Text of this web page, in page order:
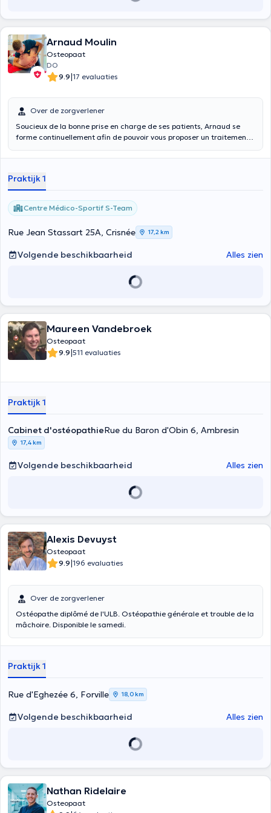
Arnaud Moulin
Osteopaat
DO
9.9|17 evaluaties
Over de zorgverlener
Soucieux de la bonne prise en charge de ses patients, Arnaud se
forme continuellement afin de pouvoir vous proposer un traitement
bienveillance et vous encouragera a être acteur de votre
Praktijk 1
Centre Médico-Sportif S-Team
Rue Jean Stassart 25A, Crisnée 17,2 km
Volgende beschikbaarheid Alles zien
Maureen Vandebroek
Osteopaat
9.9|511 evaluaties
Praktijk 1
Cabinet d'ostéopathieRue du Baron d'Obin 6, Ambresin
17,4 km
Volgende beschikbaarheid Alles zien
Alexis Devuyst
Osteopaat
9.9|196 evaluaties
Over de zorgverlener
Ostéopathe diplômé de l'ULB. Ostéopathie générale et trouble de la
mâchoire. Disponible le samedi.
Praktijk 1
Rue d'Eghezée 6, Forville 18,0 km
Volgende beschikbaarheid Alles zien
Nathan Ridelaire
Osteopaat